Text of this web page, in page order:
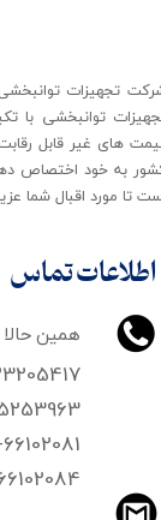
اطلاعات تماس
همین
توانبخشی با
های غیر قابل
به خود اختصاص
تا مورد اقبال شما